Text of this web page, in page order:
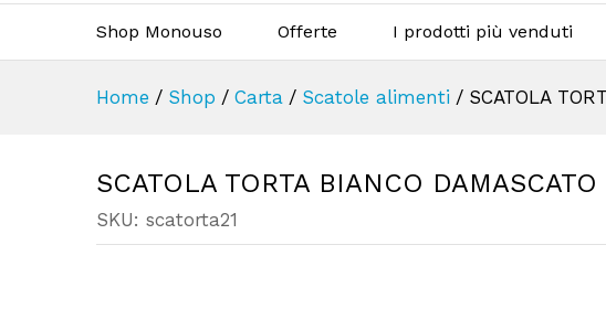
Shop Monouso Offerte I prodotti più venduti
Home / Shop / Carta / Scatole alimenti / SCATOLA
SCATOLA TORTA BIANCO
SKU: scatorta21